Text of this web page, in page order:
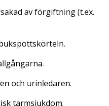
av förgiftning (t.ex.
och urinledaren.
tarmsjukdom.